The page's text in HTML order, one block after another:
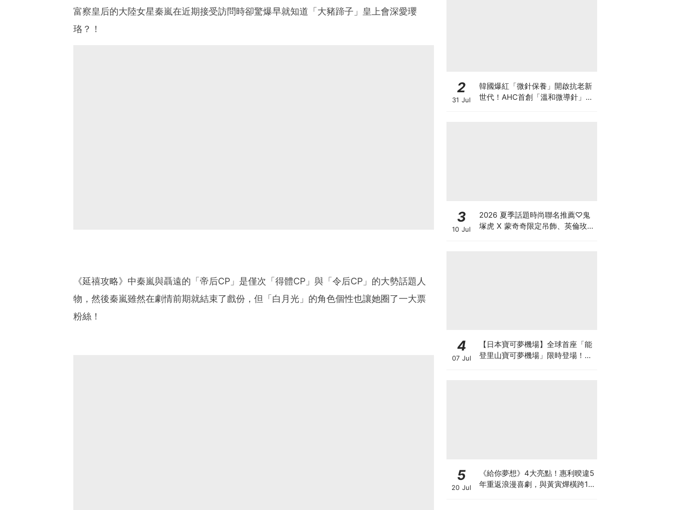
富察皇后的大陸女星秦嵐在近期接受訪問時卻驚爆早就知道「大豬蹄子」皇上會深愛瓔
珞？！
《延禧攻略》中秦嵐與聶遠的「帝后CP」是僅次「得體CP」與「令后CP」的大勢話題人
物，然後秦嵐雖然在劇情前期就結束了戲份，但「白月光」的角色個性也讓她圈了一大票
粉絲！
2
31 Jul
韓國爆紅「微針保養」開啟抗老新
世代！AHC首創「溫和微導針」吸
3
10 Jul
2026 夏季話題時尚聯名推薦♡鬼
塚虎 X 蒙奇奇限定吊飾、英倫玫瑰
4
07 Jul
【日本寶可夢機場】全球首座「能
登里山寶可夢機場」限時登場！
5
20 Jul
《給你夢想》4大亮點！惠利暌違5
年重返浪漫喜劇，與黃寅燁橫跨15